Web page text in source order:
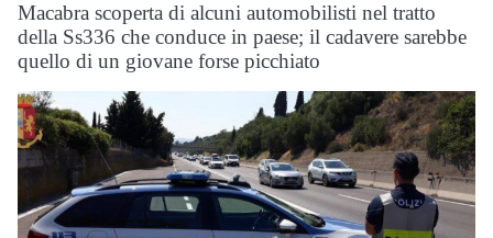
Macabra scoperta di alcuni automobilisti nel tratto
della Ss336 che conduce in paese; il cadavere sarebbe
quello di un giovane forse picchiato